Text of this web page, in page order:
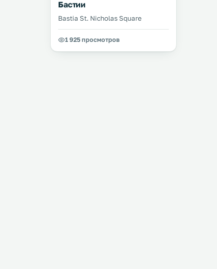
Бастии
Bastia St. Nicholas Square
1 925 просмотров